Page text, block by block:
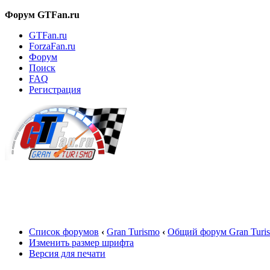
Форум GTFan.ru
GTFan.ru
ForzaFan.ru
Форум
Поиск
FAQ
Регистрация
Список форумов ‹ Gran Turismo ‹ Общий форум Gran
Изменить размер шрифта
Версия для печати